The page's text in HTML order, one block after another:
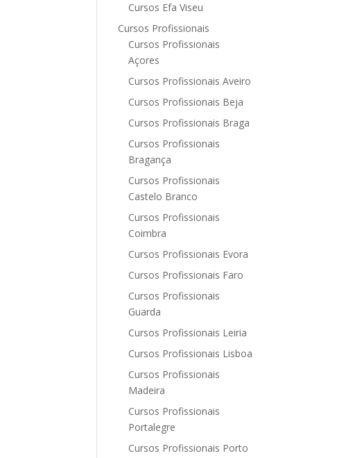
Cursos Efa Viseu
Cursos Profissionais
Cursos Profissionais
Açores
Cursos Profissionais Aveiro
Cursos Profissionais Beja
Cursos Profissionais Braga
Cursos Profissionais
Bragança
Cursos Profissionais
Castelo Branco
Cursos Profissionais
Coimbra
Cursos Profissionais Evora
Cursos Profissionais Faro
Cursos Profissionais
Guarda
Cursos Profissionais Leiria
Cursos Profissionais Lisboa
Cursos Profissionais
Madeira
Cursos Profissionais
Portalegre
Cursos Profissionais Porto